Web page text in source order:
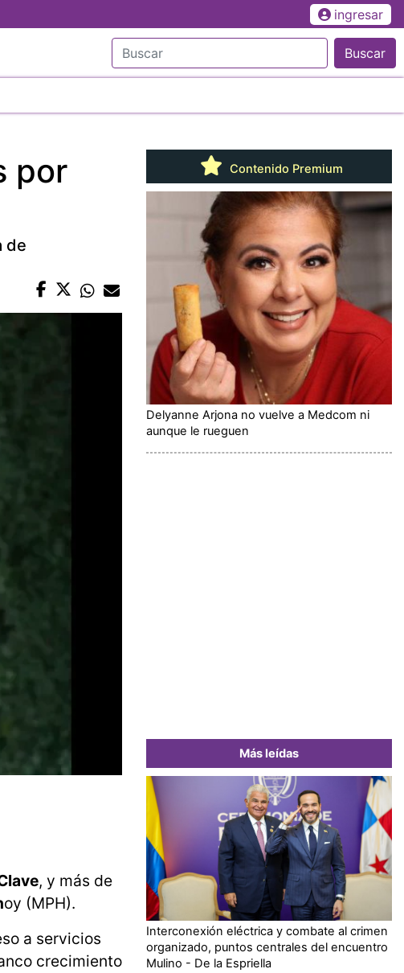
ingresar
Buscar
por
de
, y más de
oy (MPH).
a servicios
crecimiento
Contenido Premium
Delyanne Arjona no vuelve a Medcom ni
aunque le rueguen
Más leídas
Interconexión eléctrica y combate al crimen
organizado, puntos centrales del encuentro
Mulino - De la Espriella